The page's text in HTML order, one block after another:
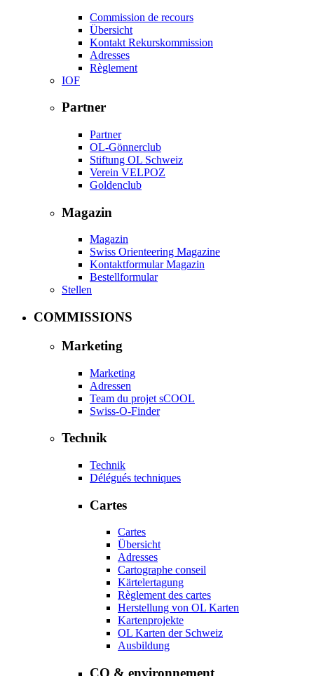
Commission de recours
Übersicht
Kontakt Rekurskommission
Adresses
Règlement
IOF
Partner
Partner
OL-Gönnerclub
Stiftung OL Schweiz
Verein VELPOZ
Goldenclub
Magazin
Magazin
Swiss Orienteering Magazine
Kontaktformular Magazin
Bestellformular
Stellen
COMMISSIONS
Marketing
Marketing
Adressen
Team du projet sCOOL
Swiss-O-Finder
Technik
Technik
Délégués techniques
Cartes
Cartes
Übersicht
Adresses
Cartographe conseil
Kärtelertagung
Règlement des cartes
Herstellung von OL Karten
Kartenprojekte
OL Karten der Schweiz
Ausbildung
CO & environnement